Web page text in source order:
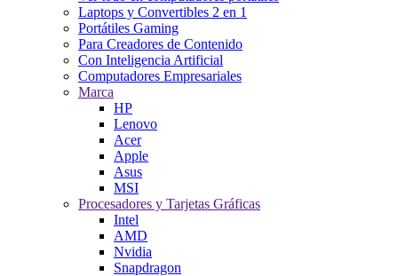
Laptops y Convertibles 2 en 1
Portátiles Gaming
Para Creadores de Contenido
Con Inteligencia Artificial
Computadores Empresariales
Marca
HP
Lenovo
Acer
Apple
Asus
MSI
Procesadores y Tarjetas Gráficas
Intel
AMD
Nvidia
Snapdragon